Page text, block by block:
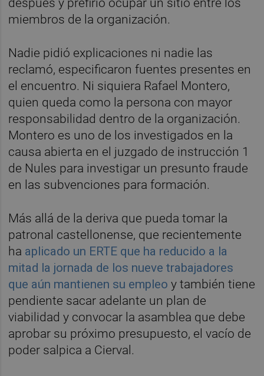
miembros de la organización.
Nadie pidió explicaciones ni nadie las
reclamó, especificaron fuentes presentes en
el encuentro. Ni siquiera Rafael Montero,
quien queda como la persona con mayor
responsabilidad dentro de la organización.
Montero es uno de los investigados en la
causa abierta en el juzgado de instrucción 1
de Nules para investigar un presunto fraude
en las subvenciones para formación.
Más allá de la deriva que pueda tomar la
patronal castellonense, que recientemente
ha aplicado un ERTE que ha reducido a la
mitad la jornada de los nueve trabajadores
que aún mantienen su empleo y también tiene
pendiente sacar adelante un plan de
viabilidad y convocar la asamblea que debe
aprobar su próximo presupuesto, el vacío de
poder salpica a Cierval.